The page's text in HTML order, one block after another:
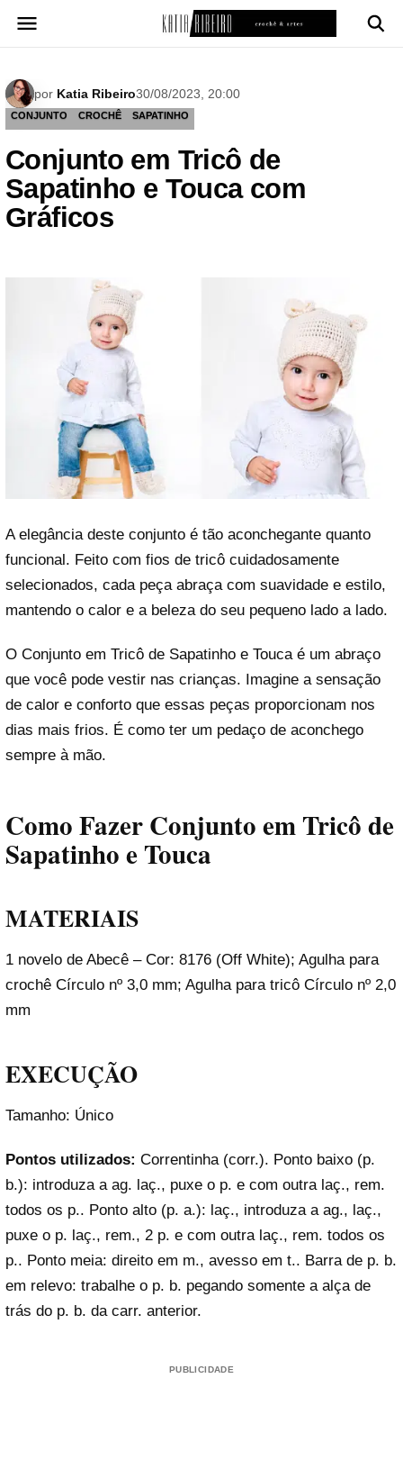
para
por Katia Ribeiro30/08/2023, 20:00
CONJUNTO CROCHÊ SAPATINHO
Conjunto em Tricô de
Sapatinho e Touca com
Gráficos
A elegância deste conjunto é tão aconchegante quanto
funcional. Feito com fios de tricô cuidadosamente
selecionados, cada peça abraça com suavidade e estilo,
mantendo o calor e a beleza do seu pequeno lado a lado.
O Conjunto em Tricô de Sapatinho e Touca é um abraço
que você pode vestir nas crianças. Imagine a sensação
de calor e conforto que essas peças proporcionam nos
dias mais frios. É como ter um pedaço de aconchego
sempre à mão.
Como Fazer Conjunto em Tricô de
Sapatinho e Touca
MATERIAIS
1 novelo de Abecê – Cor: 8176 (Off White); Agulha para
crochê Círculo nº 3,0 mm; Agulha para tricô Círculo nº 2,0
mm
EXECUÇÃO
Tamanho: Único
Pontos utilizados: Correntinha (corr.). Ponto baixo (p.
b.): introduza a ag. laç., puxe o p. e com outra laç., rem.
todos os p.. Ponto alto (p. a.): laç., introduza a ag., laç.,
puxe o p. laç., rem., 2 p. e com outra laç., rem. todos os
p.. Ponto meia: direito em m., avesso em t.. Barra de p. b.
em relevo: trabalhe o p. b. pegando somente a alça de
trás do p. b. da carr. anterior.
PUBLICIDADE